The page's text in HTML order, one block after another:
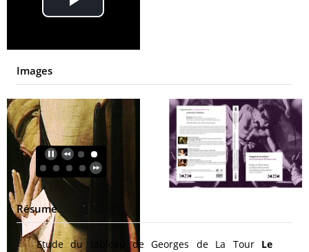
Play
Video
Images
Résumé
Etude du tableau de Georges de La Tour Le